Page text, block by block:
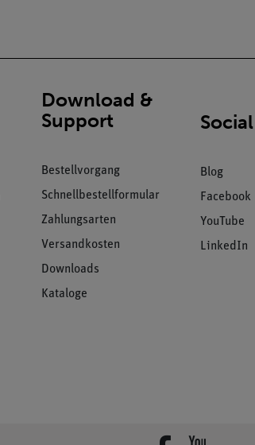
Download &
Support
Bestellvorgang
Schnellbestellformular
Zahlungsarten
Versandkosten
Downloads
Kataloge
Blog
Facebook
YouTube
LinkedIn